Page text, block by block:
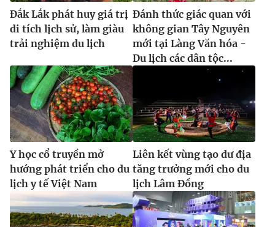
Đắk Lắk phát huy giá trị
di tích lịch sử, làm giàu
trải nghiệm du lịch
Đánh thức giác quan với
không gian Tây Nguyên
mới tại Làng Văn hóa -
Du lịch các dân tộc...
Y học cổ truyền mở
hướng phát triển cho du
lịch y tế Việt Nam
Liên kết vùng tạo dư địa
tăng trưởng mới cho du
lịch Lâm Đồng